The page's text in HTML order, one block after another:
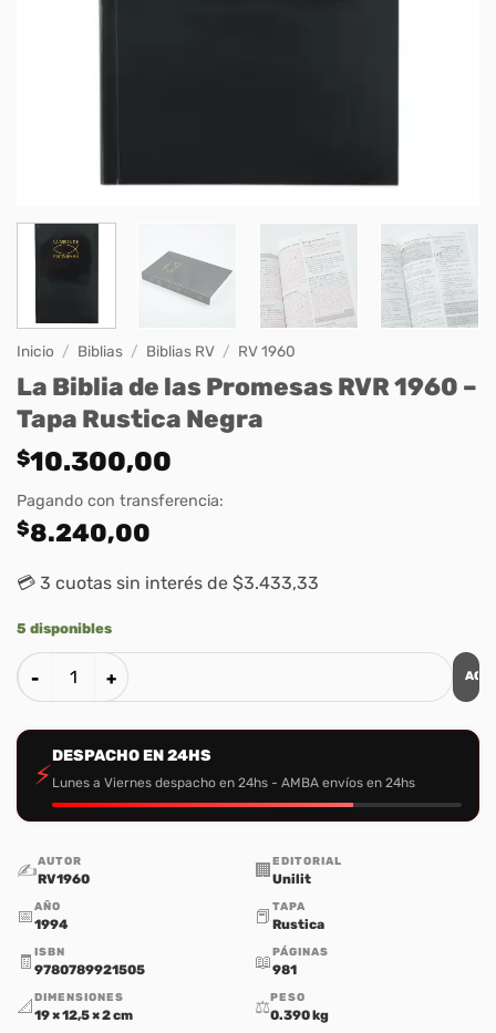
Inicio / Biblias / Biblias RV / RV 1960
La Biblia de las Promesas RVR 1960 –
Tapa Rustica Negra
$10.300,00
Pagando con transferencia:
$8.240,00
💳 3 cuotas sin interés de $3.433,33
5 disponibles
La Biblia de las Promesas RVR 1960 - Tapa Rustica Negra
⚡
DESPACHO EN 24HS
Lunes a Viernes despacho en 24hs - AMBA envíos en 24hs
✍️AUTOR
RV1960 🏢 EDITORIAL
Unilit
📅AÑO
1994 📕 TAPA
Rustica
🧾 ISBN
9780789921505 📖PÁGINAS
981
📐 DIMENSIONES
19 × 12,5 × 2 cm ⚖️PESO
0.390 kg